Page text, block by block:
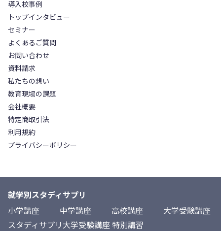
導入校事例
トップインタビュー
セミナー
よくあるご質問
お問い合わせ
資料請求
私たちの想い
教育現場の課題
会社概要
特定商取引法
利用規約
プライバシーポリシー
就学別スタディサプリ
小学講座
中学講座 高校講座
大学受験講座
スタディサプリ大学受験講座 特別講習